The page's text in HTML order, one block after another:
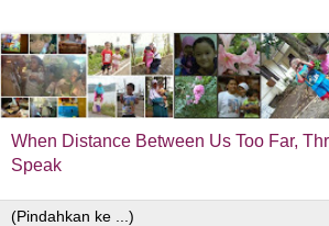
When Distance Between Us Too Far,
Speak